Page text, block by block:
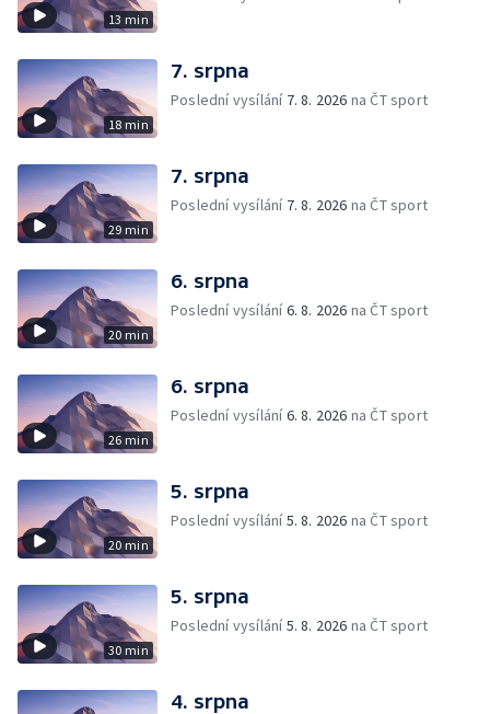
13 min
18 min
7. srpna
Poslední vysílání 7. 8. 2026 na ČT sport
29 min
7. srpna
Poslední vysílání 7. 8. 2026 na ČT sport
20 min
6. srpna
Poslední vysílání6. 8. 2026 na ČT sport
26 min
6. srpna
Poslední vysílání6. 8. 2026 na ČT sport
20 min
5. srpna
Poslední vysílání5. 8. 2026 na ČT sport
30 min
5. srpna
Poslední vysílání5. 8. 2026 na ČT sport
4. srpna